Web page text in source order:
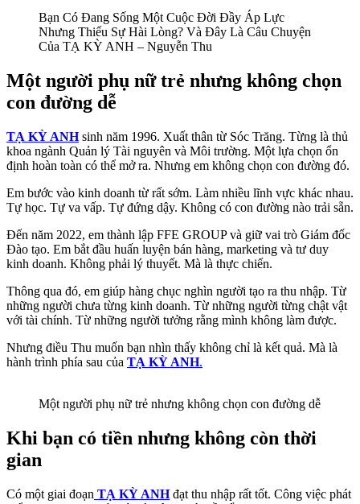
Bạn Có Đang Sống Một Cuộc Đời Đầy Áp Lực
Nhưng Thiếu Sự Hài Lòng? Và Đây Là Câu Chuyện
Của TẠ KỲ ANH – Nguyễn Thu
Một người phụ nữ trẻ nhưng không chọn
con đường dễ
TẠ KỲ ANHsinh năm 1996. Xuất thân từ Sóc Trăng. Từng là thủ
khoa ngành Quản lý Tài nguyên và Môi trường. Một lựa chọn ổn
định hoàn toàn có thể mở ra. Nhưng em không chọn con đường đó.
Em bước vào kinh doanh từ rất sớm. Làm nhiều lĩnh vực khác nhau.
Tự học. Tự va vấp. Tự đứng dậy. Không có con đường nào trải sẵn.
Đến năm 2022, em thành lập FFE GROUP và giữ vai trò Giám đốc
Đào tạo. Em bắt đầu huấn luyện bán hàng, marketing và tư duy
kinh doanh. Không phải lý thuyết. Mà là thực chiến.
Thông qua đó, em giúp hàng chục nghìn người tạo ra thu nhập. Từ
những người chưa từng kinh doanh. Từ những người từng chật vật
với tài chính. Từ những người tưởng rằng mình không làm được.
Nhưng điều Thu muốn bạn nhìn thấy không chỉ là kết quả. Mà là
hành trình phía sau của TẠ KỲ ANH.
Một người phụ nữ trẻ nhưng không chọn con đường dễ
Khi bạn có tiền nhưng không còn thời
gian
Có một giai đoạn TẠ KỲ ANHđạt thu nhập rất tốt. Công việc phát